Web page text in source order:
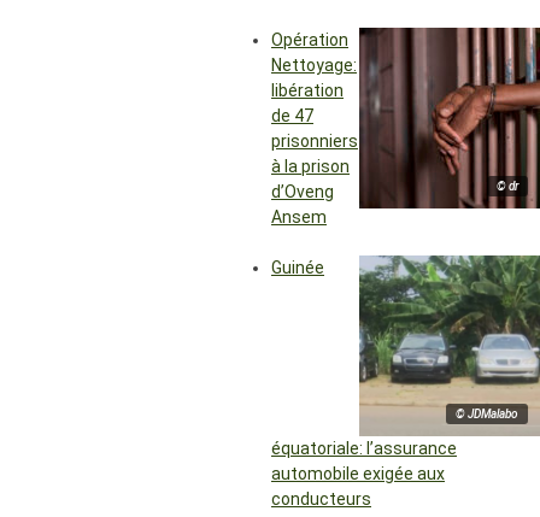
© dr
Opération
Nettoyage:
libération
de 47
prisonniers
à la prison
d’Oveng
Ansem
© JDMalabo
Guinée
équatoriale: l’assurance
automobile exigée aux
conducteurs